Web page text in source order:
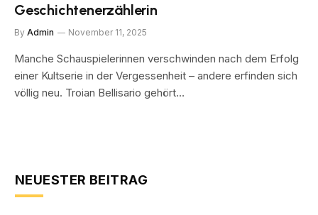
Geschichtenerzählerin
By Admin November 11, 2025
Manche Schauspielerinnen verschwinden nach dem Erfolg
einer Kultserie in der Vergessenheit – andere erfinden sich
völlig neu. Troian Bellisario gehört…
NEUESTER BEITRAG